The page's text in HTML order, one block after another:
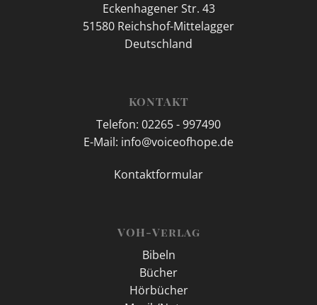
Eckenhagener Str. 43
51580 Reichshof-Mittelagger
Deutschland
KONTAKT
Telefon: 02265 - 997490
E-Mail: info@voiceofhope.de
Kontaktformular
VOH-Verlag
Bibeln
Bücher
Hörbücher